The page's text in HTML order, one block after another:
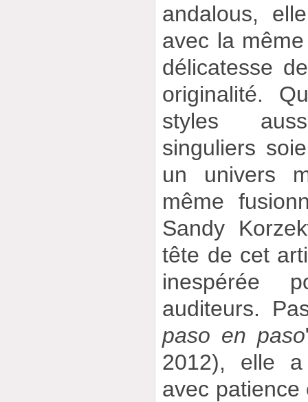
andalous,
avec la
délicatesse
originalité.
styles
singuliers
un univers
même
Sandy
tête de cet
inespérée
auditeurs.
paso en paso
2012), elle
avec patience